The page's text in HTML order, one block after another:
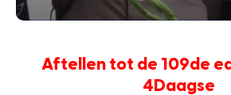
Aftellen tot de 109de
4Daagse